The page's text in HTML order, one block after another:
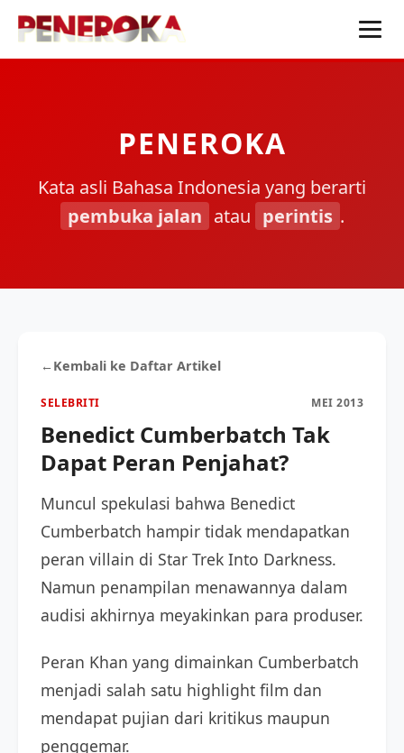
PENEROKA
Kata asli Bahasa Indonesia yang berarti
pembuka jalan atau perintis .
← Kembali ke Daftar Artikel
SELEBRITI MEI 2013
Benedict Cumberbatch Tak
Dapat Peran Penjahat?
Muncul spekulasi bahwa Benedict
Cumberbatch hampir tidak mendapatkan
peran villain di Star Trek Into Darkness.
Namun penampilan menawannya dalam
audisi akhirnya meyakinkan para produser.
Peran Khan yang dimainkan Cumberbatch
menjadi salah satu highlight film dan
mendapat pujian dari kritikus maupun
penggemar.